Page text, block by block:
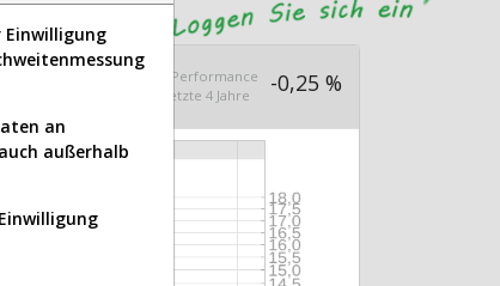
Ø Performance
letzte 4 Jahre
-0,25 %
an
außerhalb